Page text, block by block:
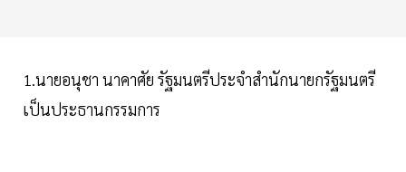
1.นายอนุชา นาคาศัย รัฐมนตรีประจำสำนักนายกรัฐมนตรี
เป็นประธานกรรมการ